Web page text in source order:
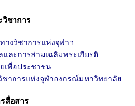
วิชาการ
างวิชาการแห่งจุฬาฯ
ละการล่ามเฉลิมพระเกียรติ
เพื่อประชาชน
ชาการแห่งจุฬาลงกรณ์มหาวิทยาลัย
สื่อสาร